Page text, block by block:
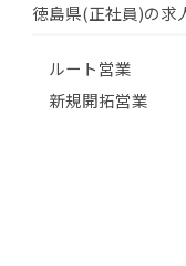
徳島県(正社員)の求
ルート営業
新規開拓営業